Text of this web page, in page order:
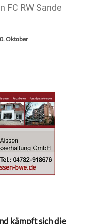
FC RW Sande
Oktober
kämpft sich die